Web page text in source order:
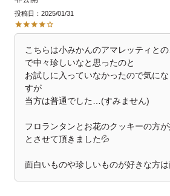
投稿日 2025/01/31
こちらは小みかんのアマレッティと
で中々珍しいなと思ったのと
お試しに入っていなかったので気に
すが
当方は普通でした…(すみません)
フロランタンとお花のクッキーの方
とさせて頂きました💦
面白いものや珍しいものが好きな方は